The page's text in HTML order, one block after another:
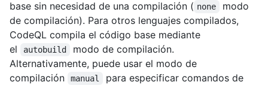
base sin necesidad de una compilación ( none
modo
de compilación). Para otros lenguajes compilados,
CodeQL compila el código base mediante
el
autobuild
modo de compilación.
Alternativamente, puede usar el modo de
compilación
manual
para especificar comandos de